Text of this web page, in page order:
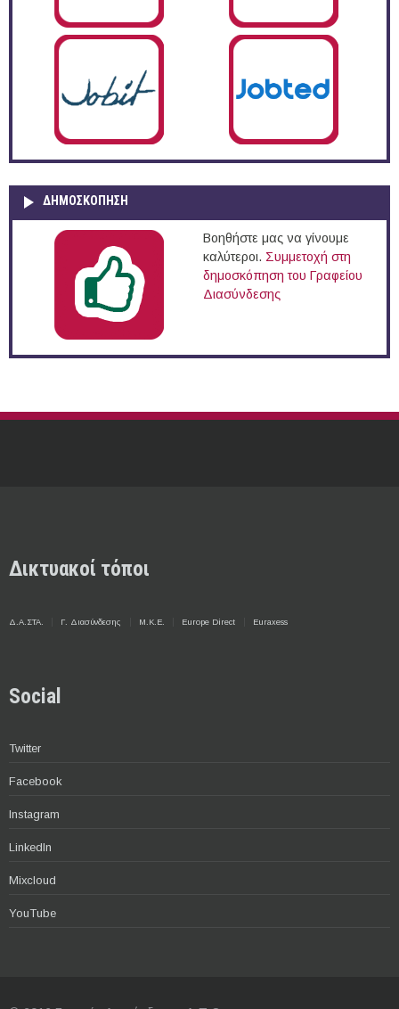
ΔΗΜΟΣΚΌΠΗΣΗ
Βοηθήστε μας να γίνουμε
καλύτεροι. Συμμετοχή στη
δημοσκόπηση του Γραφείου
Διασύνδεσης
Δικτυακοί τόποι
Δ.Α.ΣΤΑ. Γ. Διασύνδεσης Μ.Κ.Ε. Europe Direct Euraxess
Social
Twitter
Facebook
Instagram
LinkedIn
Mixcloud
YouTube